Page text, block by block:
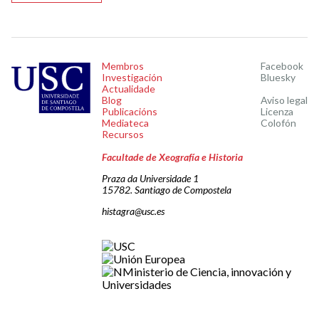
Membros
Investigación
Actualidade
Blog
Publicacións
Mediateca
Recursos
Facebook
Bluesky
Aviso legal
Licenza
Colofón
Facultade de Xeografía e Historia
Praza da Universidade 1
15782. Santiago de Compostela
histagra@usc.es